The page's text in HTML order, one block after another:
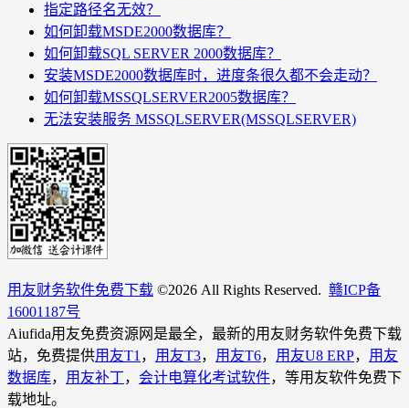
指定路径名无效？
如何卸载MSDE2000数据库？
如何卸载SQL SERVER 2000数据库？
安装MSDE2000数据库时，进度条很久都不会走动？
如何卸载MSSQLSERVER2005数据库？
无法安装服务 MSSQLSERVER(MSSQLSERVER)
用友财务软件免费下载 ©2026 All Rights Reserved. 赣ICP备
16001187号
Aiufida用友免费资源网是最全，最新的用友财务软件免费下载
站，免费提供用友T1 ， 用友T3， 用友T6， 用友U8 ERP， 用友
数据库， 用友补丁， 会计电算化考试软件，等用友软件免费下
载地址。